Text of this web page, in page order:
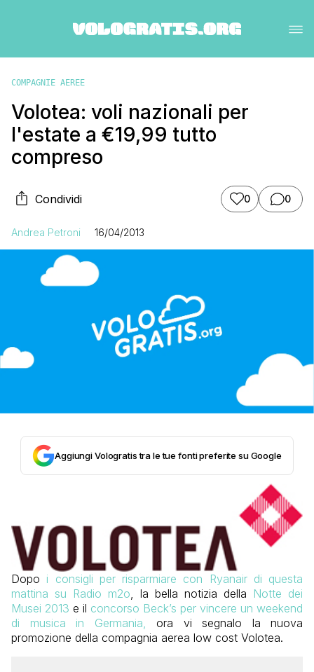
COMPAGNIE AEREE
Volotea: voli nazionali per
l'estate a €19,99 tutto
compreso
Condividi 0 0
Andrea Petroni 16/04/2013
Aggiungi Vologratis tra le tue fonti preferite su Google
Dopo i consigli per risparmiare con Ryanair di questa
mattina su Radio m2o, la bella notizia della Notte dei
Musei 2013 e il concorso Beck’s per vincere un weekend
di musica in Germania, ora vi segnalo la nuova
promozione della compagnia aerea low cost Volotea.